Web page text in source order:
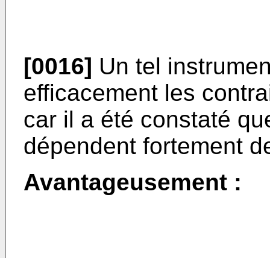
[0016] Un tel
efficacement les
car il a été constaté
dépendent fortement
Avantageusement :